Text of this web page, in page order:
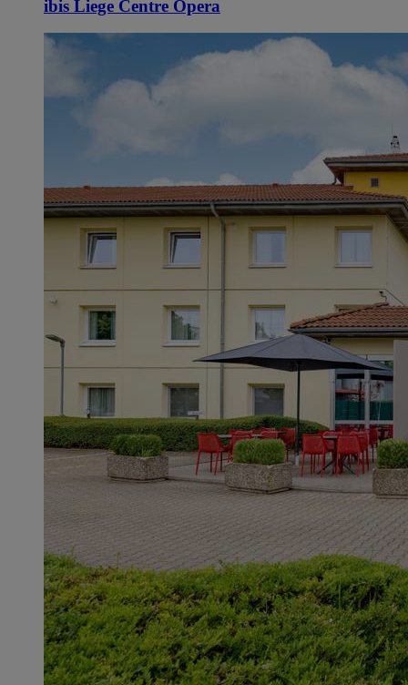
ibis Liege Centre Opera